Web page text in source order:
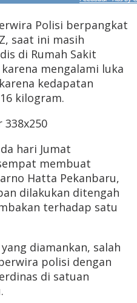
Polisi berpangkat
saat ini masih
di Rumah Sakit
mengalami luka
kedapatan
kilogram.
hari Jumat
membuat
Hatta Pekanbaru,
dilakukan ditengah
terhadap satu
diamankan, salah
polisi dengan
di satuan